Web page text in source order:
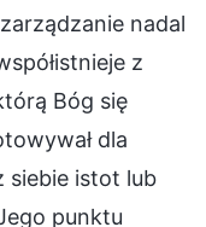
nadal
z
Bóg się
dla
istot lub
punktu